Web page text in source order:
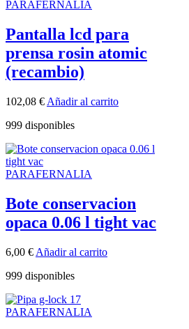
PARAFERNALIA
Pantalla lcd para
prensa rosin atomic
(recambio)
102,08 € Añadir al carrito
999 disponibles
PARAFERNALIA
Bote conservacion
opaca 0.06 l tight vac
6,00 € Añadir al carrito
999 disponibles
PARAFERNALIA